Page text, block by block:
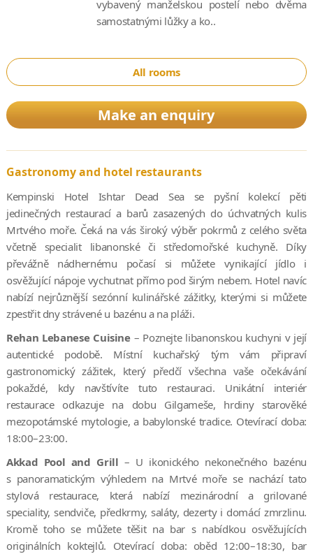
vybavený manželskou postelí nebo dvěma
samostatnými lůžky a ko..
All rooms
Make an enquiry
Gastronomy and hotel restaurants
Kempinski Hotel Ishtar Dead Sea se pyšní kolekcí pěti
jedinečných restaurací a barů zasazených do úchvatných kulis
Mrtvého moře. Čeká na vás široký výběr pokrmů z celého světa
včetně specialit libanonské či středomořské kuchyně. Díky
převážně nádhernému počasí si můžete vynikající jídlo i
osvěžující nápoje vychutnat přímo pod širým nebem. Hotel navíc
nabízí nejrůznější sezónní kulinářské zážitky, kterými si můžete
zpestřit dny strávené u bazénu a na pláži.
Rehan Lebanese Cuisine – Poznejte libanonskou kuchyni v její
autentické podobě. Místní kuchařský tým vám připraví
gastronomický zážitek, který předčí všechna vaše očekávání
pokaždé, kdy navštívíte tuto restauraci. Unikátní interiér
restaurace odkazuje na dobu Gilgameše, hrdiny starověké
mezopotámské mytologie, a babylonské tradice. Otevírací doba:
18:00–23:00.
Akkad Pool and Grill– U ikonického nekonečného bazénu
s panoramatickým výhledem na Mrtvé moře se nachází tato
stylová restaurace, která nabízí mezinárodní a grilované
speciality, sendviče, předkrmy, saláty, dezerty i domácí zmrzlinu.
Kromě toho se můžete těšit na bar s nabídkou osvěžujících
originálních koktejlů. Otevírací doba: oběd 12:00–18:30, bar